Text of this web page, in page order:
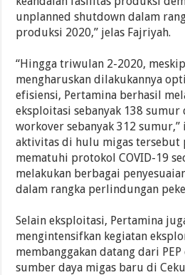
unplanned shutdown dalam
produksi 2020,” jelas Fajriyah.
“Hingga triwulan 2-2020,
mengharuskan dilakukannya
efisiensi, Pertamina berhasil
eksploitasi sebanyak 138 sumur
workover sebanyak 312
aktivitas di hulu migas tersebut
mematuhi protokol COVID-19
melakukan berbagai
dalam rangka perlindungan
Selain eksploitasi, Pertamina
mengintensifkan kegiatan
membanggakan datang dari
sumber daya migas baru di